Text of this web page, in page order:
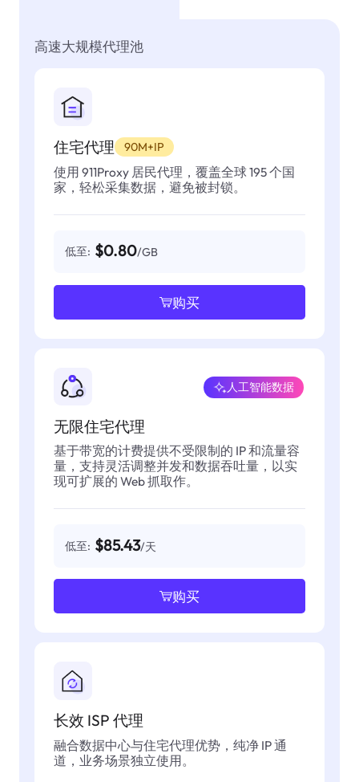
高速大规模代理池
住宅代理 90M+IP
使用 911Proxy 居民代理，覆盖全球 195 个国
家，轻松采集数据，避免被封锁。
低至: $0.80/GB
购买
无限住宅代理
人工智能数据
基于带宽的计费提供不受限制的 IP 和流量容
量，支持灵活调整并发和数据吞吐量，以实
现可扩展的 Web 抓取作。
低至: $85.43/天
购买
长效 ISP 代理
融合数据中心与住宅代理优势，纯净 IP 通
道，业务场景独立使用。